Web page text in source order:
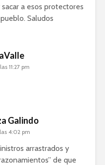
a esos protectores
Saludos
11:27 pm
Galindo
4:02 pm
arrastrados y
de que